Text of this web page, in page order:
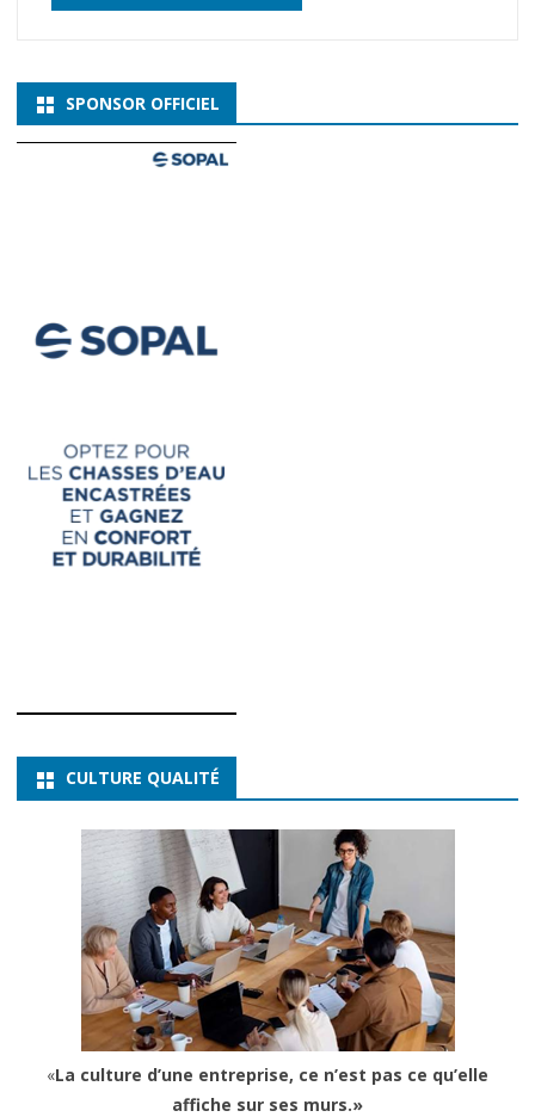
SPONSOR OFFICIEL
CULTURE QUALITÉ
«La culture d’une entreprise, ce n’est pas ce qu’elle
affiche sur ses murs.»